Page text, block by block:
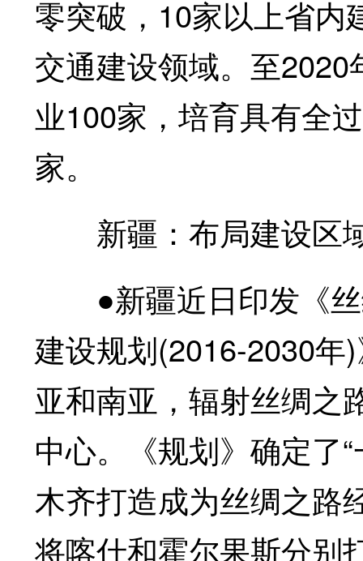
零突破，10家以上省内
交通建设领域。至
业100家，培育具有全
家。
新疆：布局建设区
●新疆近日印发《丝
建设规划(2016-2030年
亚和南亚，辐射丝绸之
中心。《规划》确定了
木齐打造成为丝绸之路
将喀什和霍尔果斯分别